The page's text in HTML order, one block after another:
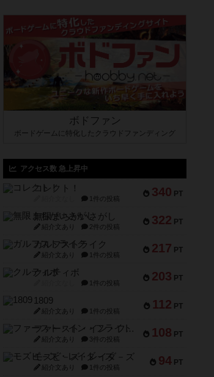
ボドファン
ボードゲームに特化したクラウドファンディング
アクセス数 急上昇中
340 PT
コレクト！
1件の投稿
322 PT
無限まちがいさがし
紹介文あり 2件の投稿
217 PT
ガルフストライク
紹介文あり 1件の投稿
203 PT
クルティボ
1件の投稿
112 PT
1809
紹介文あり 1件の投稿
108 PT
ファースト・イン・フライト
紹介文あり 3件の投稿
94 PT
モズビ－ズ・レイダ－ズ
紹介文あり 1件の投稿